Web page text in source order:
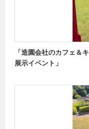
「造園会社のカフェ＆
展示イベント」